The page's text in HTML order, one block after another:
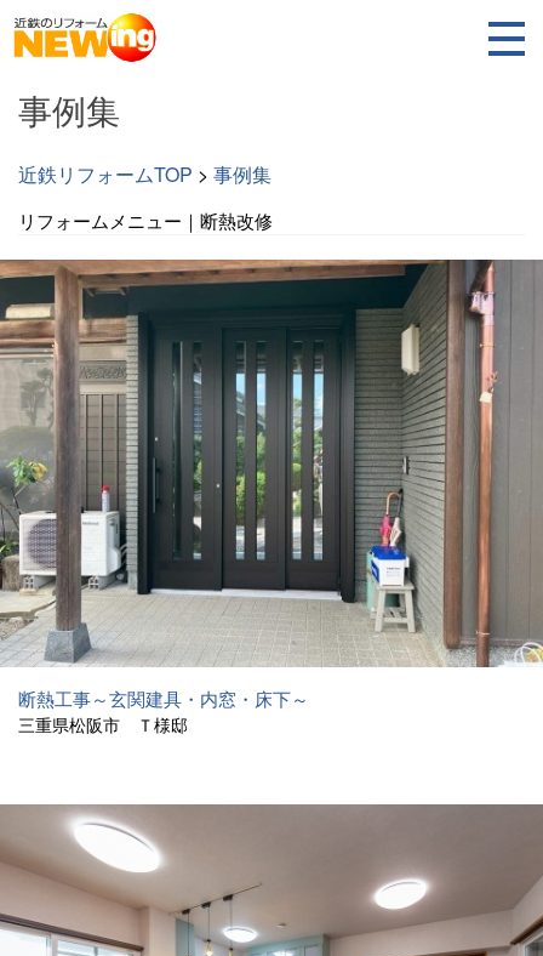
事例集
近鉄リフォームTOP > 事例集
リフォームメニュー｜断熱改修
断熱工事～玄関建具・内窓・床下～
三重県松阪市 Ｔ様邸